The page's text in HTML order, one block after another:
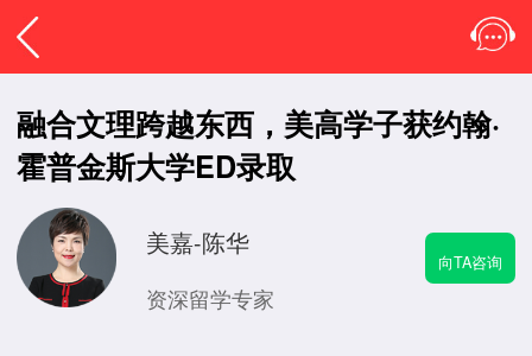
融合文理跨越东西，美高学子获约翰·
霍普金斯大学ED录取
美嘉-陈华
资深留学专家
向TA咨询